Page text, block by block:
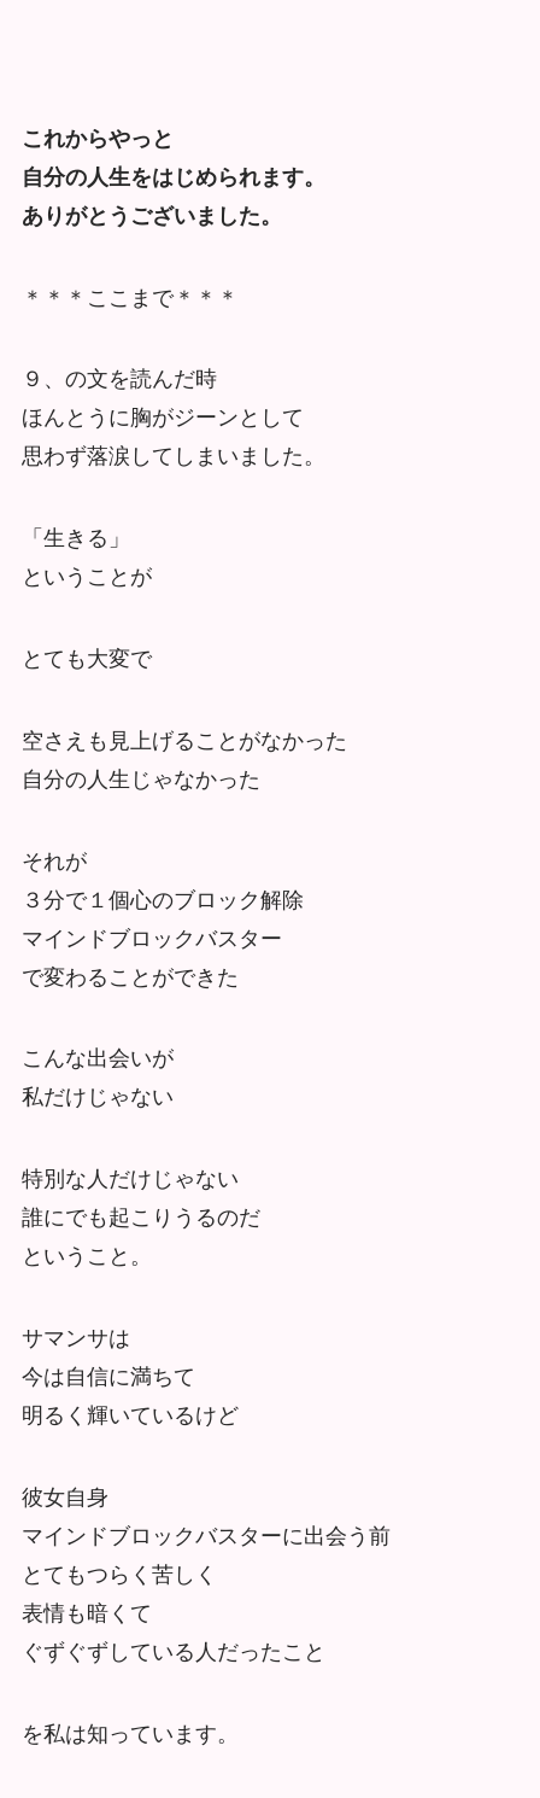
これからやっと
自分の人生をはじめられます。
ありがとうございました。
＊＊＊ここまで＊＊＊
９、の文を読んだ時
ほんとうに胸がジーンとして
思わず落涙してしまいました。
「生きる」
ということが
とても大変で
空さえも見上げることがなかった
自分の人生じゃなかった
それが
３分で１個心のブロック解除
マインドブロックバスター
で変わることができた
こんな出会いが
私だけじゃない
特別な人だけじゃない
誰にでも起こりうるのだ
ということ。
サマンサは
今は自信に満ちて
明るく輝いているけど
彼女自身
マインドブロックバスターに出会う前
とてもつらく苦しく
表情も暗くて
ぐずぐずしている人だったこと
を私は知っています。